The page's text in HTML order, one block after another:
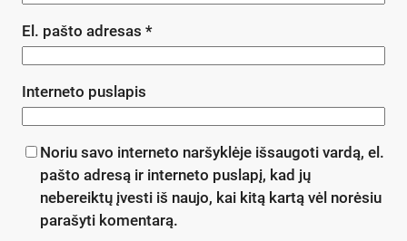
El. pašto adresas *
Interneto puslapis
Noriu savo interneto naršyklėje išsaugoti vardą, el.
pašto adresą ir interneto puslapį, kad jų
nebereiktų įvesti iš naujo, kai kitą kartą vėl norėsiu
parašyti komentarą.